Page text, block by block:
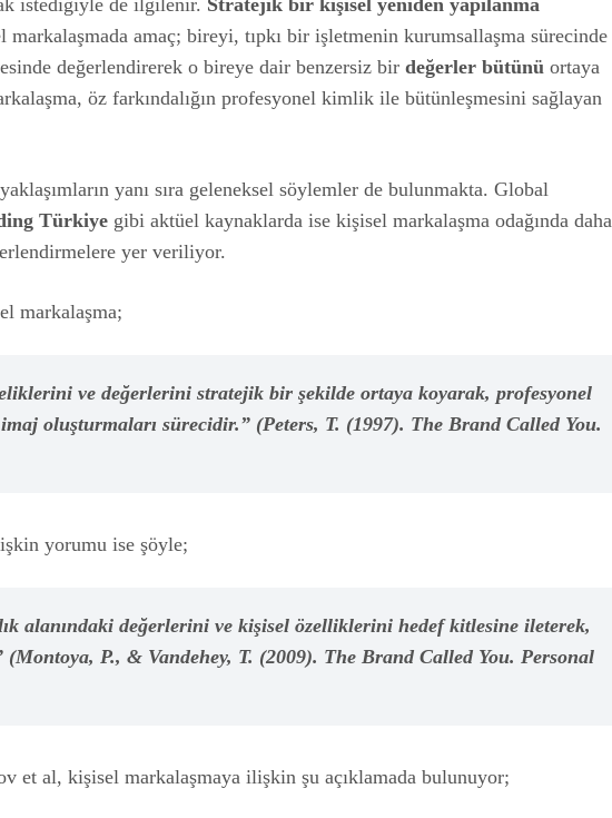
istediğiyle de ilgilenir. Stratejik bir kişisel yeniden yapılanma
amaç; bireyi, tıpkı bir işletmenin kurumsallaşma sürecinde
değerlendirerek o bireye dair benzersiz bir değerler bütünü ortaya
öz farkındalığın profesyonel kimlik ile bütünleşmesini sağlayan
yanı sıra geleneksel söylemler de bulunmakta. Global
Türkiye gibi aktüel kaynaklarda ise kişisel markalaşma odağında daha
yer veriliyor.
markalaşma;
ve değerlerini stratejik bir şekilde ortaya koyarak, profesyonel
oluşturmaları sürecidir.” (Peters, T. (1997). The Brand Called You.
yorumu ise şöyle;
alanındaki değerlerini ve kişisel özelliklerini hedef kitlesine ileterek,
(Montoya, P., & Vandehey, T. (2009). The Brand Called You. Personal
et al, kişisel markalaşmaya ilişkin şu açıklamada bulunuyor;